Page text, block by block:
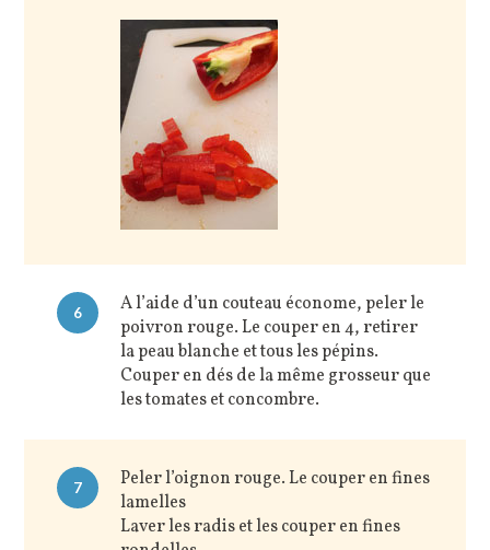
6
A l’aide d’un couteau économe, peler le
poivron rouge. Le couper en 4, retirer
la peau blanche et tous les pépins.
Couper en dés de la même grosseur que
les tomates et concombre.
7
Peler l’oignon rouge. Le couper en fines
lamelles
Laver les radis et les couper en fines